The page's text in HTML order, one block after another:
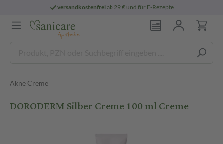
versandkostenfreiab 29 € und für E-Rezepte
Akne Creme
DORODERM Silber Creme 100 ml Creme